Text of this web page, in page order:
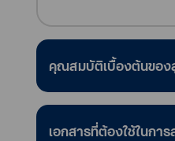
คุณสมบัติเบื้องต้นของ
เอกสารที่ต้องใช้ในกา